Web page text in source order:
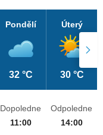
Pondělí
32 °C
Úterý
30 °C
Dopoledne
11:00
Odpoledne
14:00